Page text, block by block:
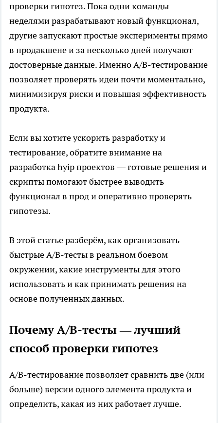
проверки гипотез. Пока одни команды
неделями разрабатывают новый функционал,
другие запускают простые эксперименты прямо
в продакшене и за несколько дней получают
достоверные данные. Именно A/B-тестирование
позволяет проверять идеи почти моментально,
минимизируя риски и повышая эффективность
продукта.
Если вы хотите ускорить разработку и
тестирование, обратите внимание на
разработка hyip проектов— готовые решения и
скрипты помогают быстрее выводить
функционал в прод и оперативно проверять
гипотезы.
В этой статье разберём, как организовать
быстрые A/B-тесты в реальном боевом
окружении, какие инструменты для этого
использовать и как принимать решения на
основе полученных данных.
Почему A/B-тесты — лучший
способ проверки гипотез
A/B-тестирование позволяет сравнить две (или
больше) версии одного элемента продукта и
определить, какая из них работает лучше.